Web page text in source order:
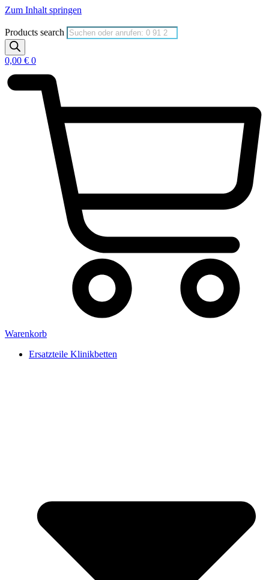
Zum Inhalt springen
Products search
0,00 € 0
Warenkorb
Ersatzteile Klinikbetten